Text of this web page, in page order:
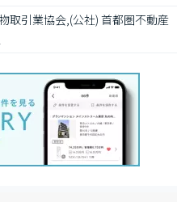
取引業協会,(公社) 首都圏不動産